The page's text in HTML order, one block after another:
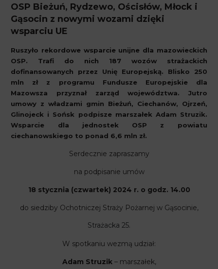
OSP Bieżuń, Rydzewo, Ościsłów, Młock i
Gąsocin z nowymi wozami dzięki
wsparciu UE
Ruszyło rekordowe wsparcie unijne dla mazowieckich
OSP. Trafi do nich 187 wozów strażackich
dofinansowanych przez Unię Europejską. Blisko 250
mln zł z programu Fundusze Europejskie dla
Mazowsza przyznał zarząd województwa. Jutro
umowy z władzami gmin Bieżuń, Ciechanów, Ojrzeń,
Glinojeck i Sońsk podpisze marszałek Adam Struzik.
Wsparcie dla jednostek OSP z powiatu
ciechanowskiego to ponad 6,6 mln zł.
Serdecznie zapraszamy
na podpisanie umów
18 stycznia (czwartek) 2024 r. o godz. 14.00
do siedziby Ochotniczej Straży Pożarnej w Gąsocinie,
Strażacka 25.
W spotkaniu wezmą udział:
Adam Struzik– marszałek,